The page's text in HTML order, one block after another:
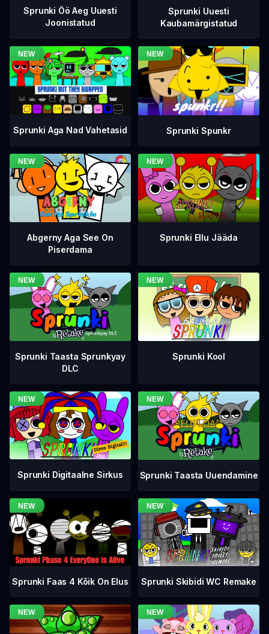
Sprunki Öö Aeg Uuesti
Joonistatud
Sprunki Uuesti
Kaubamärgistatud
Sprunki Aga Nad Vahetasid Sprunki Spunkr
Abgerny Aga See On
Piserdama
Sprunki Ellu Jääda
Sprunki Taasta Sprunkyay
DLC
Sprunki Kool
Sprunki Digitaalne Sirkus Sprunki Taasta Uuendamine
Sprunki Faas 4 Kõik On Elus Sprunki Skibidi WC Remake